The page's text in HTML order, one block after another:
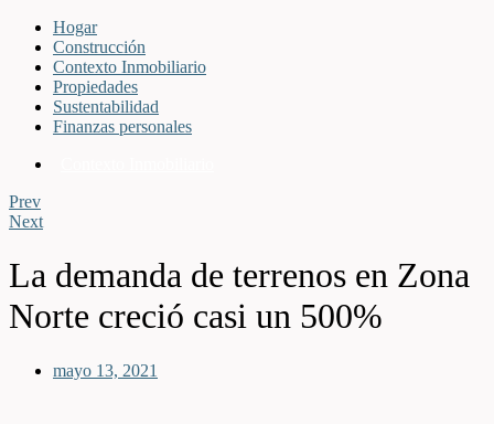
Hogar
Construcción
Contexto Inmobiliario
Propiedades
Sustentabilidad
Finanzas personales
Prev
Next
La demanda de terrenos en Zona
Norte creció casi un 500%
mayo 13, 2021